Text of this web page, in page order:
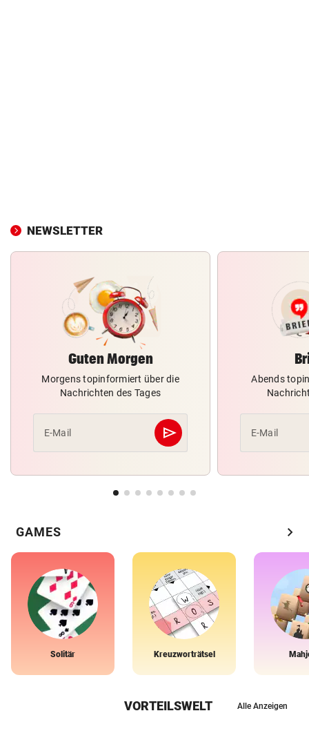
NEWSLETTER
Guten Morgen
Morgens topinformiert über die
Nachrichten des Tages
E-Mail send
Abschicken
Abends
E-Mail
GAMES chevron_right
Solitär Kreuzworträtsel
VORTEILSWELT Alle Anzeigen